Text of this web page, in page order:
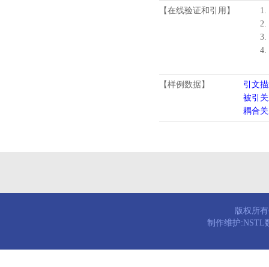
【在线验证和引用】
1.
2.
3.
4.
【样例数据】
引文
被引
耦合
版权所
制作维护:NSTL